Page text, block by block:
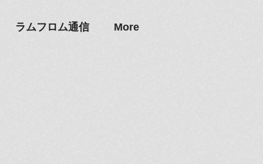
ラムフロム通信 More